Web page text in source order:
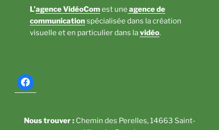
L’agence VidéoComest une agence de
communicationspécialisée dans la création
visuelle et en particulier dans lavidéo.
Nous trouver :Chemin des Perelles, 14663 Saint-